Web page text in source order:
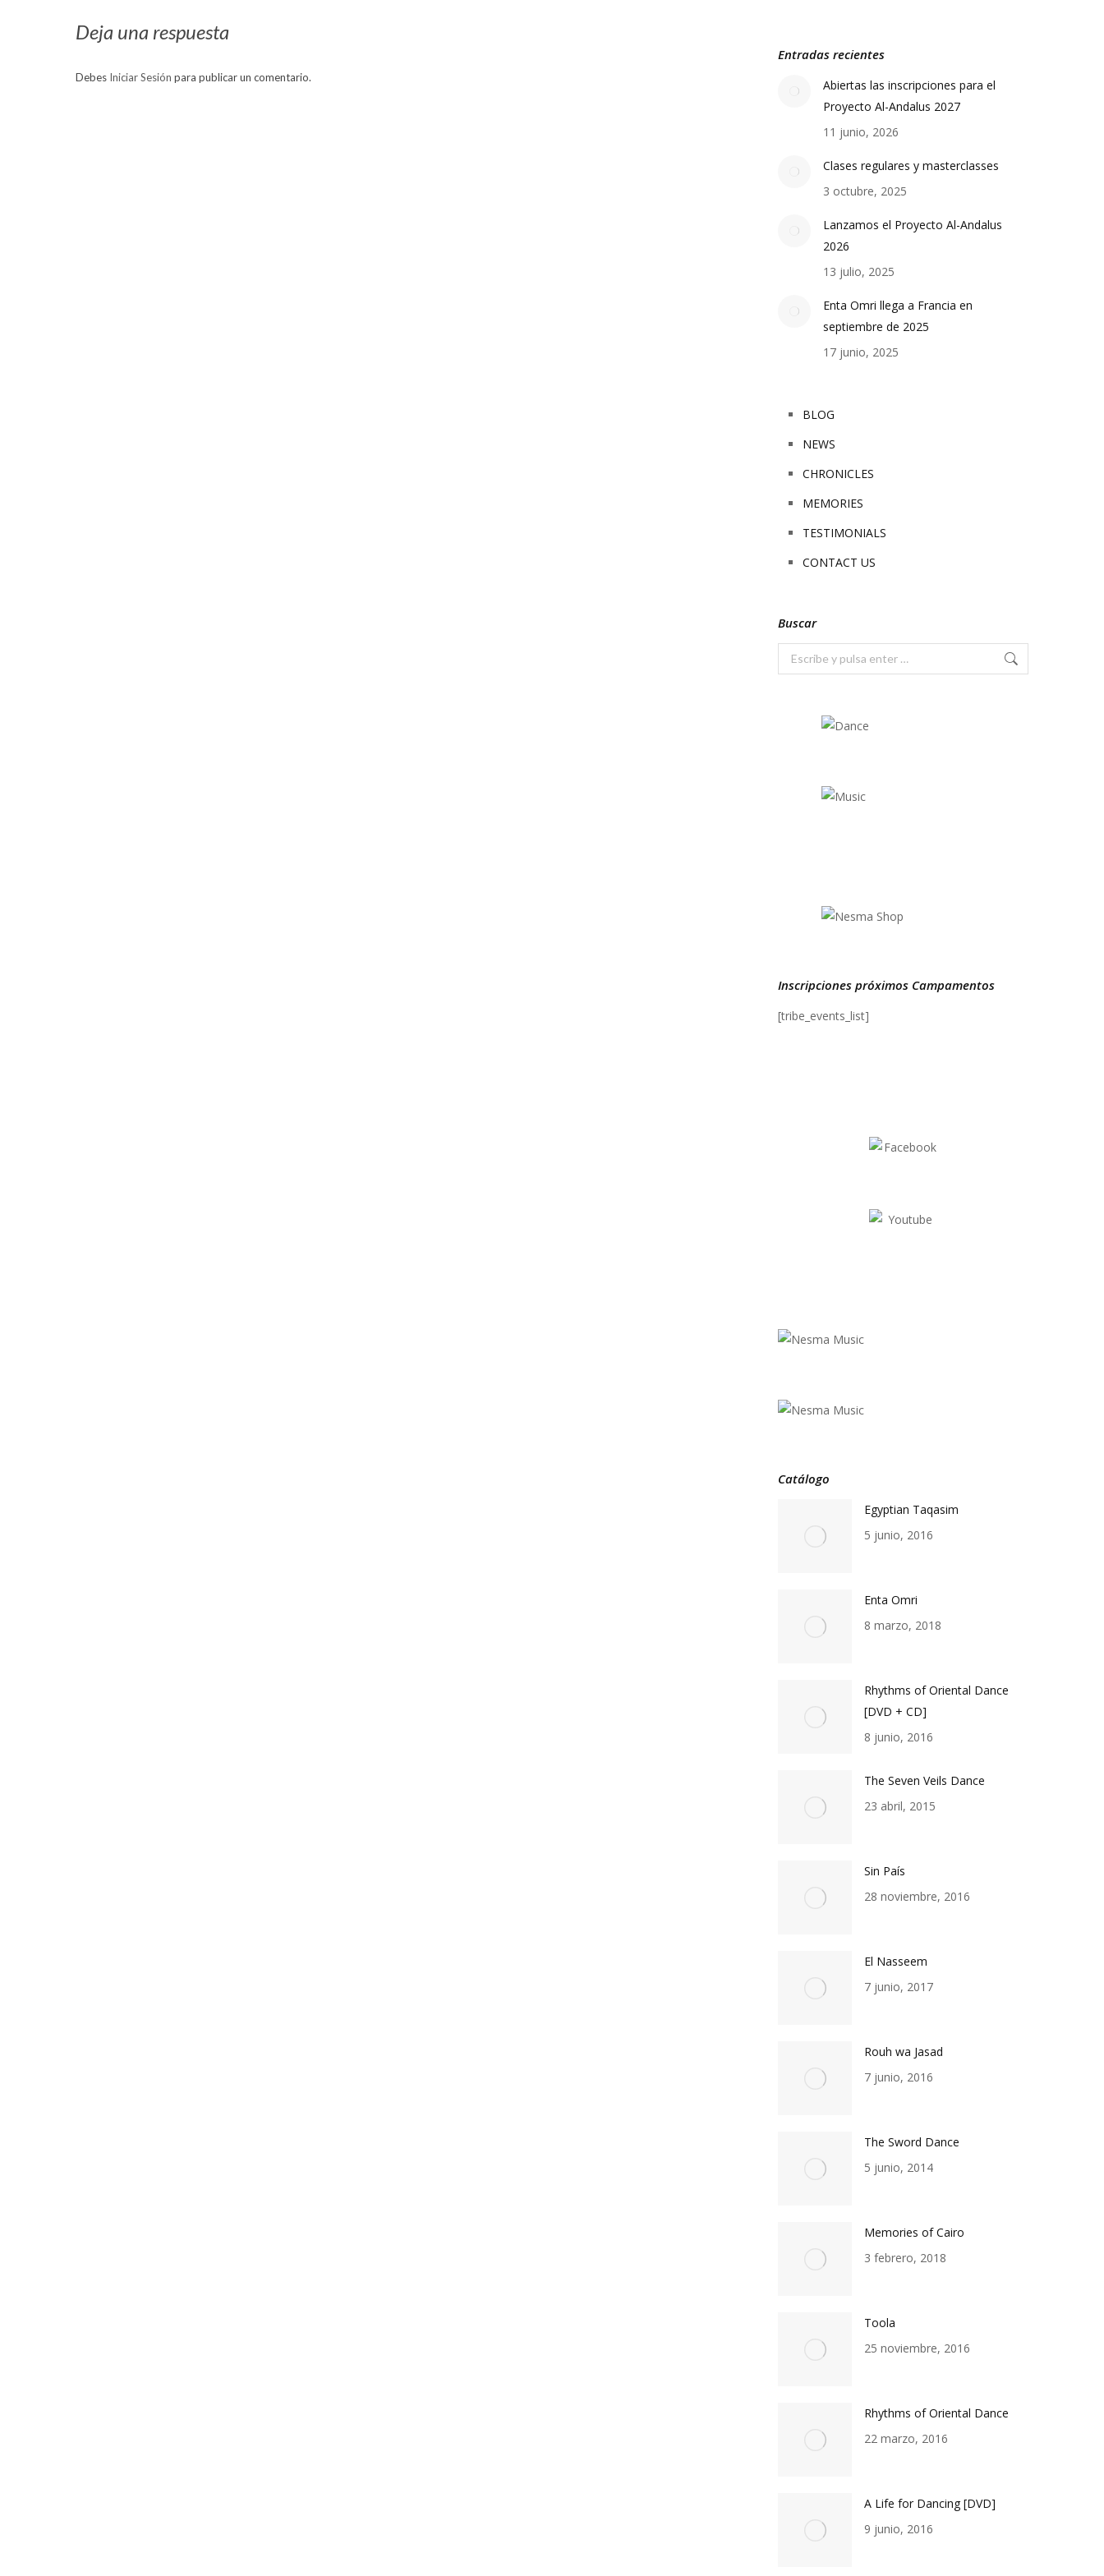
Deja una respuesta
Debes Iniciar Sesión para publicar un comentario.
Entradas recientes
Abiertas las inscripciones para el
Proyecto Al-Andalus 2027
11 junio, 2026
Clases regulares y masterclasses
3 octubre, 2025
Lanzamos el Proyecto Al-Andalus
2026
13 julio, 2025
Enta Omri llega a Francia en
septiembre de 2025
17 junio, 2025
BLOG
NEWS
CHRONICLES
MEMORIES
TESTIMONIALS
CONTACT US
Buscar
Buscar:
Inscripciones próximos Campamentos
[tribe_events_list]
Catálogo
Egyptian Taqasim
5 junio, 2016
Enta Omri
8 marzo, 2018
Rhythms of Oriental Dance
[DVD + CD]
8 junio, 2016
The Seven Veils Dance
23 abril, 2015
Sin País
28 noviembre, 2016
El Nasseem
7 junio, 2017
Rouh wa Jasad
7 junio, 2016
The Sword Dance
5 junio, 2014
Memories of Cairo
3 febrero, 2018
Toola
25 noviembre, 2016
Rhythms of Oriental Dance
22 marzo, 2016
A Life for Dancing [DVD]
9 junio, 2016